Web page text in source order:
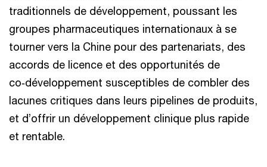
traditionnels de développement, poussant les
groupes pharmaceutiques internationaux à se
tourner vers la Chine pour des partenariats, des
accords de licence et des opportunités de
co‑développement susceptibles de combler des
lacunes critiques dans leurs pipelines de produits,
et d’offrir un développement clinique plus rapide
et rentable.